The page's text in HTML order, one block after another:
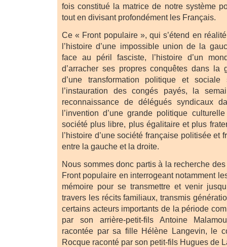
fois constitué la matrice de notre système
tout en divisant profondément les Français.
Ce « Front populaire », qui s’étend en
l’histoire d’une impossible union de la
face au péril fasciste, l’histoire d’un
d’arracher ses propres conquêtes dans la
d’une transformation politique et sociale
l’instauration des congés payés, la
reconnaissance de délégués syndicaux
l’invention d’une grande politique
société plus libre, plus égalitaire et plus
l’histoire d’une société française politisée et
entre la gauche et la droite.
Nous sommes donc partis à la recherche
Front populaire en interrogeant notamment
mémoire pour se transmettre et venir
travers les récits familiaux, transmis
certains acteurs importants de la période
par son arrière-petit-fils Antoine
racontée par sa fille Hélène Langevin, le
Rocque raconté par son petit-fils Hugues de